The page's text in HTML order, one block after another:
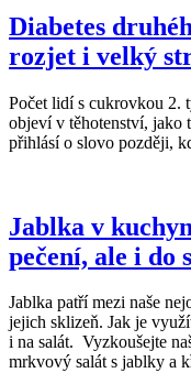
Diabetes
rozjet i velký
Počet lidí s cukrovkou 2.
objeví v těhotenství, jako
přihlásí o slovo později,
Jablka v
pečení, ale i do
Jablka patří mezi naše
jejich sklizeň. Jak je
i na salát. Vyzkoušejte
mrkvový salát s jablky a